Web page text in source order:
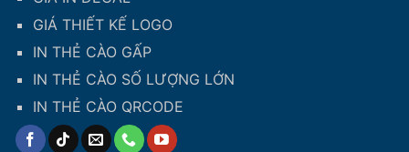
GIÁ THIẾT KẾ LOGO
IN THẺ CÀO GẤP
IN THẺ CÀO SỐ LƯỢNG LỚN
IN THẺ CÀO QRCODE